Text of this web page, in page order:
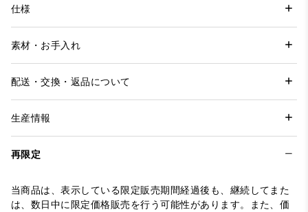
仕様
素材・お手入れ
配送・交換・返品について
生産情報
再限定
当商品は、表示している限定販売期間経過後も、継続してまた
は、数日中に限定価格販売を行う可能性があります。また、価